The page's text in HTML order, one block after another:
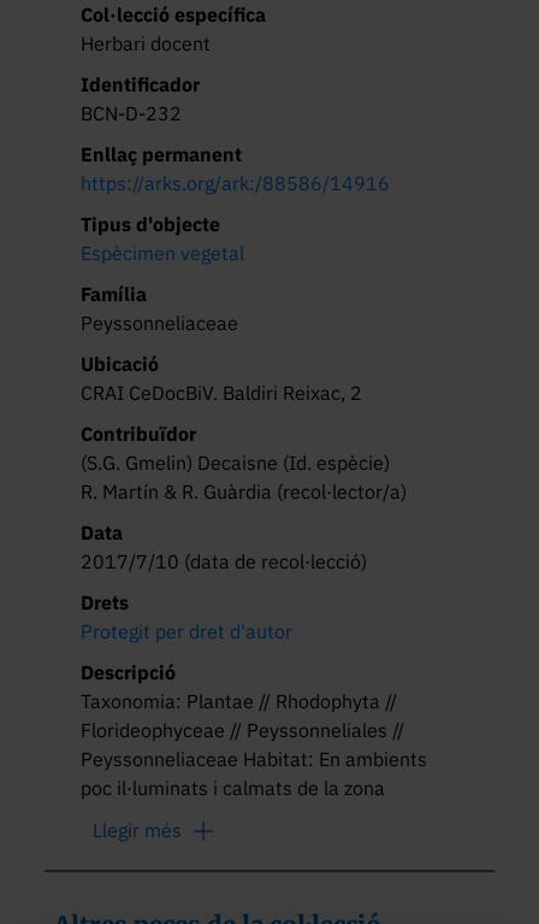
Col·lecció específica
Herbari docent
Identificador
BCN-D-232
Enllaç permanent
https://arks.org/ark:/88586/14916
Tipus d'objecte
Espècimen vegetal
Família
Peyssonneliaceae
Ubicació
CRAI CeDocBiV. Baldiri Reixac, 2
Contribuïdor
(S.G. Gmelin) Decaisne (Id. espècie)
R. Martín & R. Guàrdia (recol·lector/a)
Data
2017/7/10 (data de recol·lecció)
Drets
Protegit per dret d'autor
Descripció
Taxonomia: Plantae // Rhodophyta //
Florideophyceae // Peyssonneliales //
Peyssonneliaceae Habitat: En ambients
poc il·luminats i calmats de la zona
infralitoral i en el circalitoral, sobre
substrat rocós o epífita, sovint sobre els
rizomes de Posidonia oceanica
Llegir més